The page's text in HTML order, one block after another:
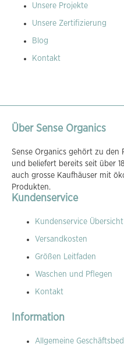
Unsere Projekte
Unsere Zertifizierung
Blog
Kontakt
Über Sense Organics
Sense Organics gehört zu
und beliefert bereits seit über
auch grosse Kaufhäuser mit
Produkten.
Kundenservice
Kundenservice Übersicht
Versandkosten
Größen Leitfaden
Waschen und Pflegen
Kontakt
Information
Allgemeine